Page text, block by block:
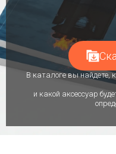
В каталоге вы найдете,
и какой аксессуар